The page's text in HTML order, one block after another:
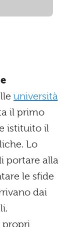
università
il primo
istituito il
Lo
portare alla
le sfide
dai
propri